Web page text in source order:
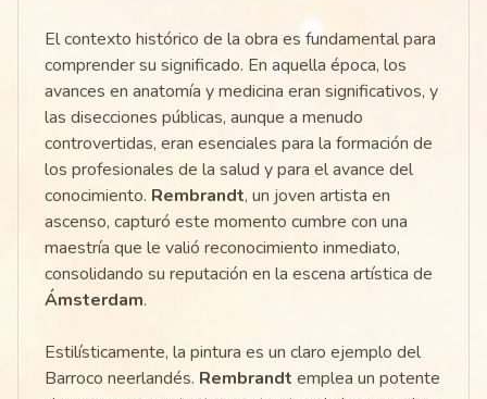
El contexto histórico de la obra es fundamental para
comprender su significado. En aquella época, los
avances en anatomía y medicina eran significativos, y
las disecciones públicas, aunque a menudo
controvertidas, eran esenciales para la formación de
los profesionales de la salud y para el avance del
conocimiento. Rembrandt, un joven artista en
ascenso, capturó este momento cumbre con una
maestría que le valió reconocimiento inmediato,
consolidando su reputación en la escena artística de
Ámsterdam.
Estilísticamente, la pintura es un claro ejemplo del
Barroco neerlandés. Rembrandt emplea un potente